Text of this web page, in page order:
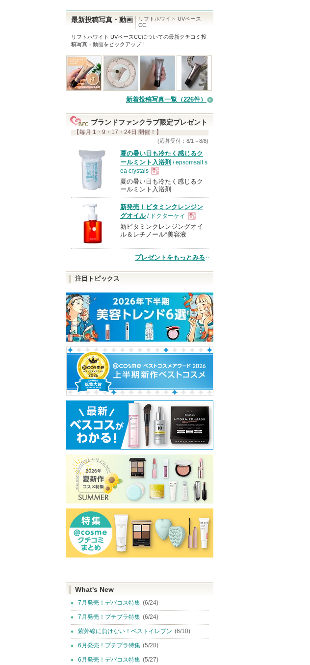
り
録
さ
て
ま
最新投稿写真・動画
リフトホワイト UVベース
CC
リフトホワイト UVベースCCについての最新クチコミ投
稿写真・動画をピックアップ！
新着投稿写真一覧（226件）
ブランドファンクラブ限定プレゼント
【毎月 1・9・17・24日 開催！】
(応募受付：8/1～8/8)
夏の暑い日も冷たく感じるク
ールミント入浴剤 / epsomsalt s
ea crystals
現
品
夏の暑い日も冷たく感じるク
ールミント入浴剤
新発売！ビタミンクレンジン
グオイル/ ドクターケイ
現
品
新ビタミンクレンジングオイ
ル＆レチノール*美容液
プレゼントをもっとみる
注目トピックス
What's New
7月発売！デパコス特集 (6/24)
7月発売！プチプラ特集 (6/24)
紫外線に負けない！ベストイレブン (6/10)
6月発売！プチプラ特集 (5/28)
6月発売！デパコス特集 (5/27)